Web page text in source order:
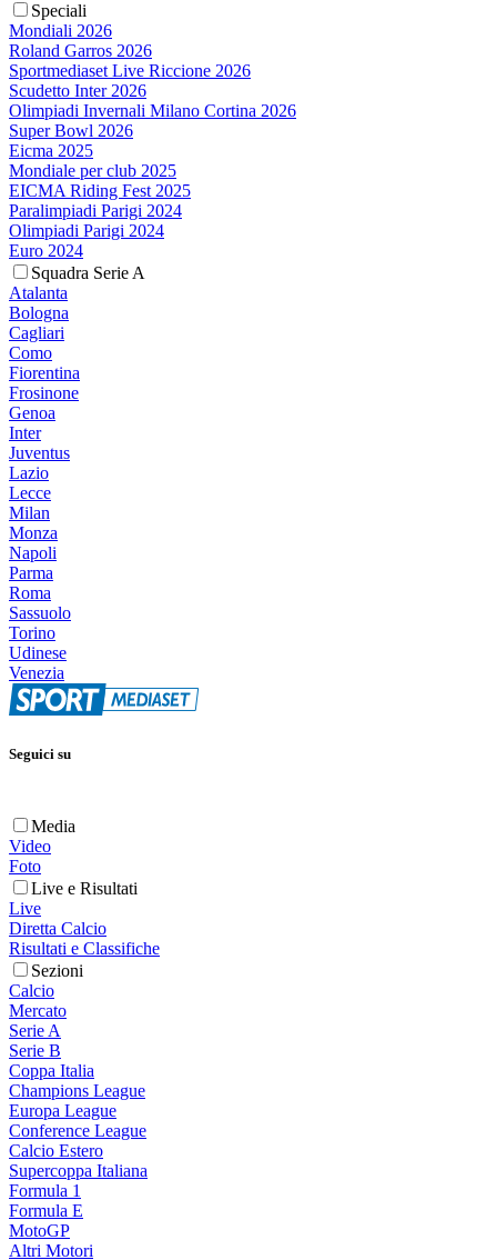
Speciali
Mondiali 2026
Roland Garros 2026
Sportmediaset Live Riccione 2026
Scudetto Inter 2026
Olimpiadi Invernali Milano Cortina 2026
Super Bowl 2026
Eicma 2025
Mondiale per club 2025
EICMA Riding Fest 2025
Paralimpiadi Parigi 2024
Olimpiadi Parigi 2024
Euro 2024
Squadra Serie A
Atalanta
Bologna
Cagliari
Como
Fiorentina
Frosinone
Genoa
Inter
Juventus
Lazio
Lecce
Milan
Monza
Napoli
Parma
Roma
Sassuolo
Torino
Udinese
Venezia
Seguici su
Media
Video
Foto
Live e Risultati
Live
Diretta Calcio
Risultati e Classifiche
Sezioni
Calcio
Mercato
Serie A
Serie B
Coppa Italia
Champions League
Europa League
Conference League
Calcio Estero
Supercoppa Italiana
Formula 1
Formula E
MotoGP
Altri Motori